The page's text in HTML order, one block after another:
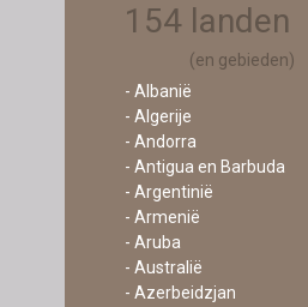
154 landen
(en gebieden)
- Albanië
- Algerije
- Andorra
- Antigua en Barbuda
- Argentinië
- Armenië
- Aruba
- Australië
- Azerbeidzjan